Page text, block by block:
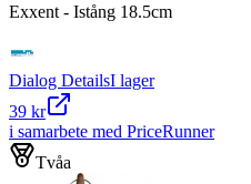
Exxent - Istång 18.5cm
Dialog DetailsI lager
39 kr
i samarbete med PriceRunner
Tvåa